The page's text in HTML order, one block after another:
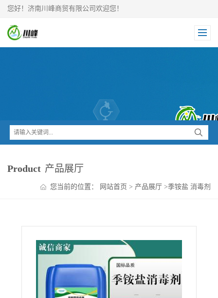
您好！济南川峰商贸有限公司欢迎您！
Product 产品展厅
您当前的位置： 网站首页 > 产品展厅 >季铵盐 消毒剂